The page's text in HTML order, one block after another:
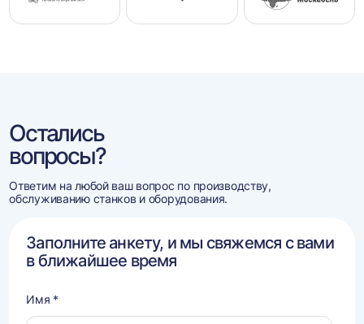
Остались
вопросы?
Ответим на любой ваш вопрос по производству,
обслуживанию станков и оборудования.
Заполните анкету, и мы свяжемся с вами
в ближайшее время
Имя *